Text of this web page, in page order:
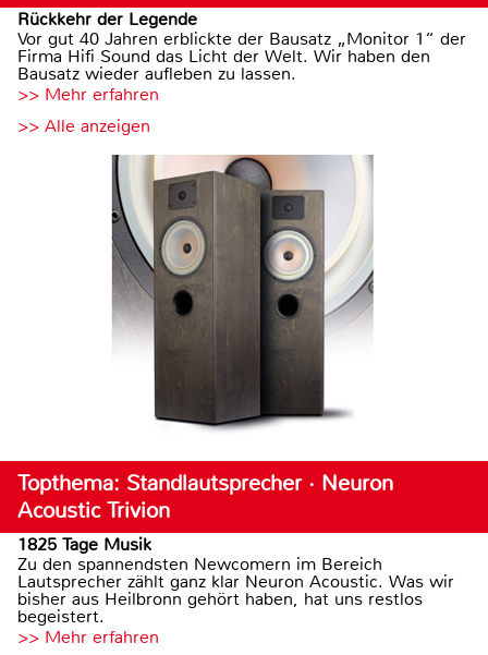
Rückkehr der Legende
Vor gut 40 Jahren erblickte der Bausatz „Monitor 1“ der
Firma Hifi Sound das Licht der Welt. Wir haben den
Bausatz wieder aufleben zu lassen.
>> Mehr erfahren
>> Alle anzeigen
Topthema: Standlautsprecher · Neuron
Acoustic Trivion
1825 Tage Musik
Zu den spannendsten Newcomern im Bereich
Lautsprecher zählt ganz klar Neuron Acoustic. Was wir
bisher aus Heilbronn gehört haben, hat uns restlos
begeistert.
>> Mehr erfahren